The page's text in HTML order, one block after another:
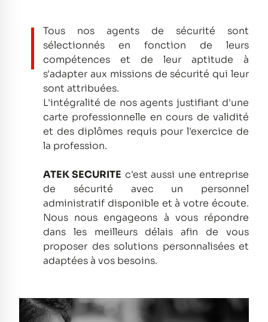
Tous nos agents de sécurité sont
sélectionnés en fonction de leurs
compétences et de leur aptitude à
s'adapter aux missions de sécurité qui leur
sont attribuées.
L'intégralité de nos agents justifiant d'une
carte professionnelle en cours de validité
et des diplômes requis pour l'exercice de
la profession.
ATEK SECURITE c'est aussi une entreprise
de sécurité avec un personnel
administratif disponible et à votre écoute.
Nous nous engageons à vous répondre
dans les meilleurs délais afin de vous
proposer des solutions personnalisées et
adaptées à vos besoins.